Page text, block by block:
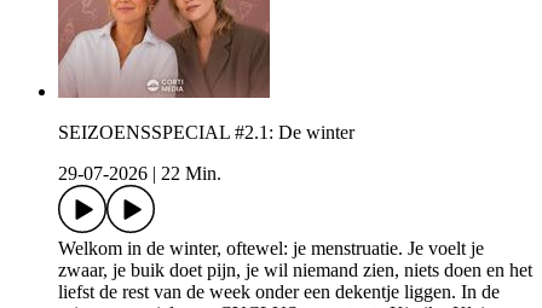
SEIZOENSSPECIAL #2.1: De winter
29-07-2026
22 Min.
Welkom in de winter, oftewel: je menstruatie. Je voelt je
zwaar, je buik doet pijn, je wil niemand zien, niets doen en het
liefst de rest van de week onder een dekentje liggen. In de